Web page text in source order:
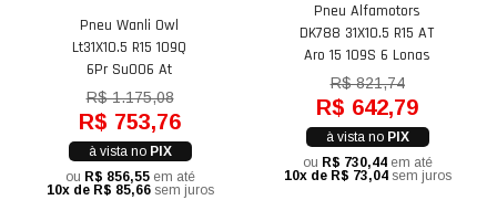
Pneu Wanli Owl
Lt31X10.5 R15 109Q
6Pr Su006 At
R$ 1.175,08
R$ 753,76
à vista no PIX
ou R$ 856,55 em até
10x de R$ 85,66sem juros
Pneu Alfamotors
DK788 31X10.5 R15 AT
Aro 15 109S 6 Lonas
R$ 821,74
R$ 642,79
à vista no PIX
ou R$ 730,44 em até
10x de R$ 73,04sem juros